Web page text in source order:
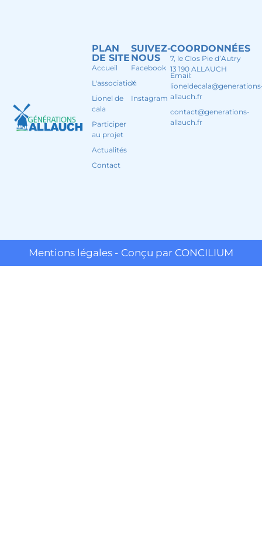
SUIVEZ-
NOUS
Facebook
X
Instagram
PLAN
DE SITE
Accueil
L'association
Lionel de
cala
Participer
au projet
Actualités
Contact
COORDONNÉES
7, le Clos Pie d’Autry
13 190 ALLAUCH
Email:
allauch.fr
contact@generations-
allauch.fr
Mentions légales - Conçu par CONCILIUM